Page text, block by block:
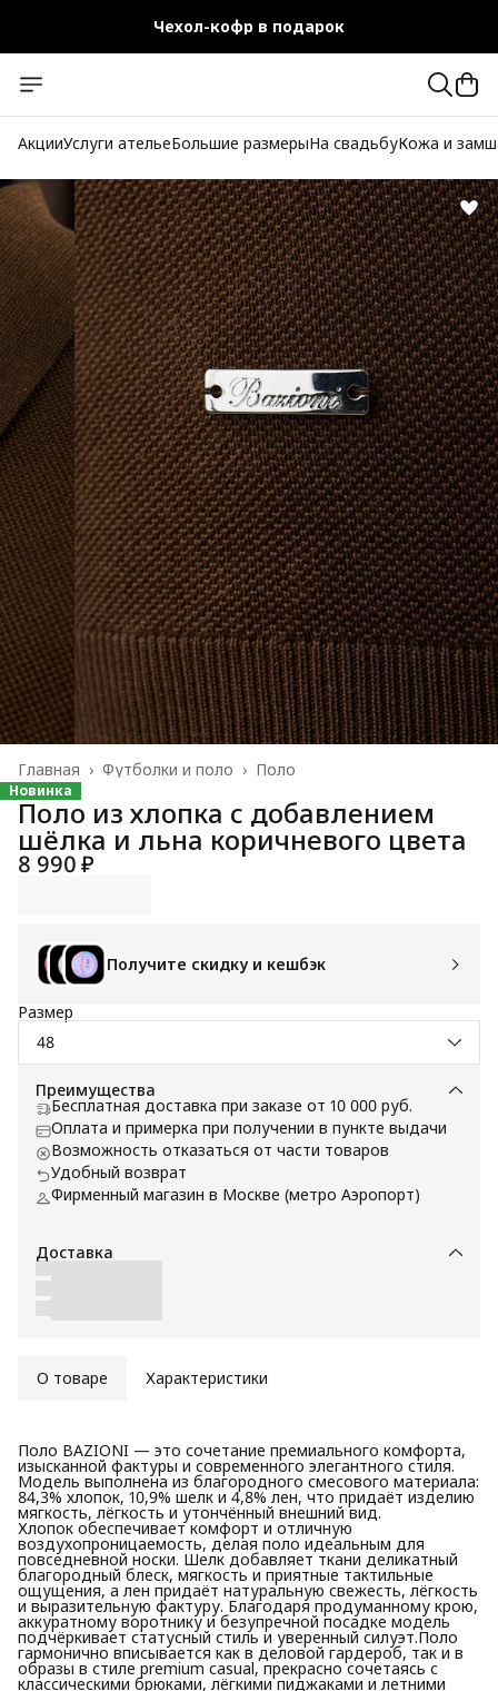
Чехол-кофр в подарок
Бесплатная доставка при заказе от 10 000 руб.
АкцииУслуги ательеБольшие размерыНа свадьбуКожа и
Поло
Футболки и поло ›
Главная ›
Новинка
Поло из хлопка с добавлением
шёлка и льна коричневого цвета
8 990 ₽
Получите скидку и кешбэк
Размер
48
Преимущества
Бесплатная доставка при заказе от 10 000 руб.
Оплата и примерка при получении в пункте выдачи
Возможность отказаться от части товаров
Удобный возврат
Фирменный магазин в Москве (метро Аэропорт)
Доставка
О товаре Характеристики
Поло BAZIONI — это сочетание премиального комфорта,
изысканной фактуры и современного элегантного стиля.
Модель выполнена из благородного смесового материала:
84,3% хлопок, 10,9% шелк и 4,8% лен, что придаёт изделию
мягкость, лёгкость и утончённый внешний вид.
Хлопок обеспечивает комфорт и отличную
воздухопроницаемость, делая поло идеальным для
повседневной носки. Шелк добавляет ткани деликатный
благородный блеск, мягкость и приятные тактильные
ощущения, а лен придаёт натуральную свежесть, лёгкость
и выразительную фактуру. Благодаря продуманному крою,
аккуратному воротнику и безупречной посадке модель
подчёркивает статусный стиль и уверенный силуэт.Поло
гармонично вписывается как в деловой гардероб, так и в
образы в стиле premium casual, прекрасно сочетаясь с
классическими брюками, лёгкими пиджаками и летними